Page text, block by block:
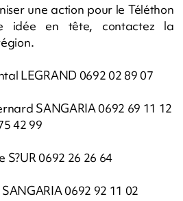
une action pour le Téléthon
idée en tête, contactez la
LEGRAND 0692 02 89 07
SANGARIA 0692 69 11 12
42 99
S?UR 0692 26 26 64
0692 92 11 02